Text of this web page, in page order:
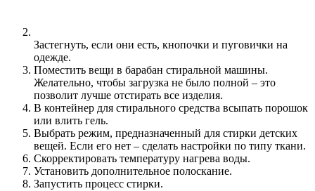
Застегнуть, если они есть, кнопочки и пуговички на
одежде.
Поместить вещи в барабан стиральной машины.
Желательно, чтобы загрузка не было полной – это
позволит лучше отстирать все изделия.
В контейнер для стирального средства всыпать порошок
или влить гель.
Выбрать режим, предназначенный для стирки детских
вещей. Если его нет – сделать настройки по типу ткани.
Скорректировать температуру нагрева воды.
Установить дополнительное полоскание.
Запустить процесс стирки.